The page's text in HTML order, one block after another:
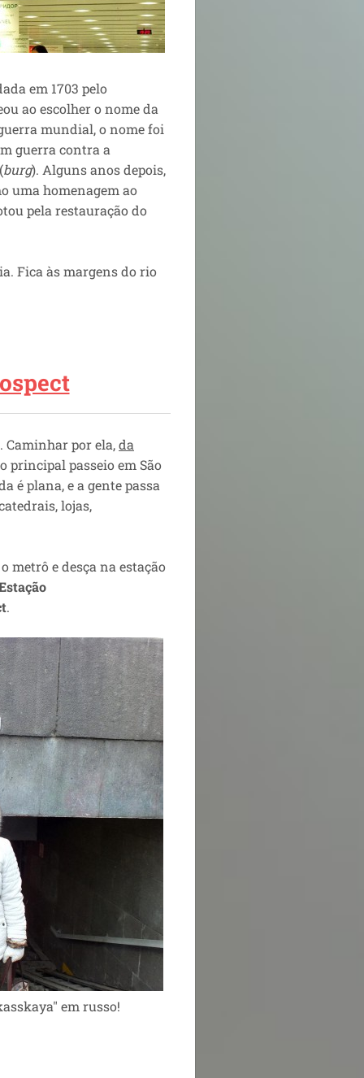
em 1703 pelo
ao escolher o nome da
mundial, o nome foi
guerra contra a
burg). Alguns anos depois,
uma homenagem ao
pela restauração do
Fica às margens do rio
. Caminhar por ela,da
principal passeio em São
é plana, e a gente passa
lojas,
metrô e desça na estação
.
em russo!